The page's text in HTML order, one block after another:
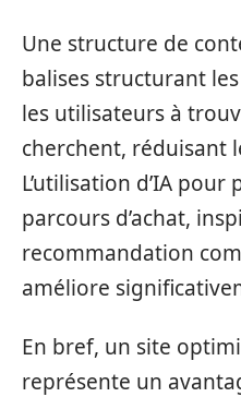
Une structure de
balises structurant
les utilisateurs à
cherchent, réduisant
L’utilisation d’IA
parcours d’achat,
recommandation
améliore
En bref, un site
représente un